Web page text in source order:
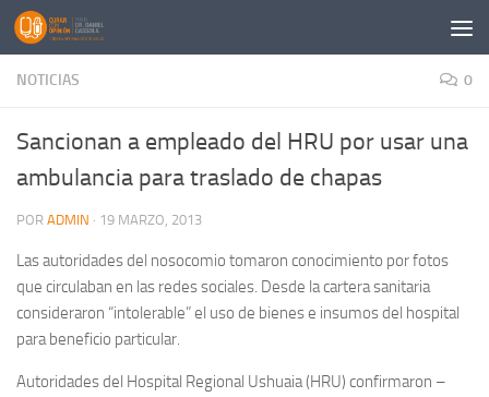
Saltar al contenido
NOTICIAS 0
Sancionan a empleado del HRU por usar una
ambulancia para traslado de chapas
POR ADMIN · 19 MARZO, 2013
Las autoridades del nosocomio tomaron conocimiento por fotos
que circulaban en las redes sociales. Desde la cartera sanitaria
consideraron “intolerable” el uso de bienes e insumos del hospital
para beneficio particular.
Autoridades del Hospital Regional Ushuaia (HRU) confirmaron –